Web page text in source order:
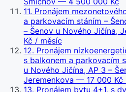
11. Pronájem
a parkovacím stáním –
– Šenov u Nového Jičína,
Kč / měsíc
12. Pronájem
s balkonem a parkovacím
u Nového Jičína, AP 3 –
Jeremenkova — 17 000 Kč
13. Pronájem bytu 4+1, s